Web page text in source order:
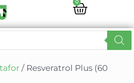
0
/ Resveratrol Plus (60